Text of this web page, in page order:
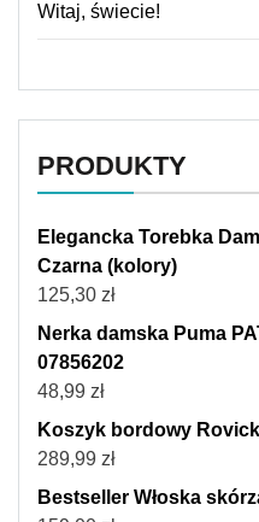
Witaj, świecie!
PRODUKTY
Elegancka Torebka
Czarna (kolory)
125,30 zł
Nerka damska Puma
07856202
48,99 zł
Koszyk bordowy
289,99 zł
Bestseller Włoska